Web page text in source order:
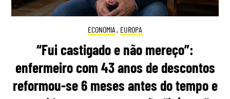
ECONOMIA , EUROPA
“Fui castigado e não mereço”:
enfermeiro com 43 anos de descontos
reformou-se 6 meses antes do tempo e